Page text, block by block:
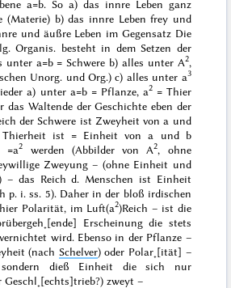
a=b. So a) das innre Leben ganz
(Materie) b) das innre Leben frey und
und äußre Leben im Gegensatz Die
Organis. besteht in dem Setzen der
unter a=b = Schwere b) alles unter A2,
Unorg. und Org.) c) alles unter a3
a) unter a=b = Pflanze, a2= Thier
das Waltende der Geschichte eben der
der Schwere ist Zweyheit von a und
Thierheit ist = Einheit von a und b
=a2 werden (Abbilder von A2, ohne
Zweyung – (ohne Einheit und
– das Reich d. Menschen ist Einheit
p. i. ss. 5). Daher in der bloß irdischen
Polarität, im Luft(a2)Reich – ist die
Erscheinung die stets
wird. Ebenso in der Pflanze –
(nach Schelver) oder Polar˖[ität] –
dieß Einheit die sich nur
Geschl˖[echts]trieb?) zweyt –